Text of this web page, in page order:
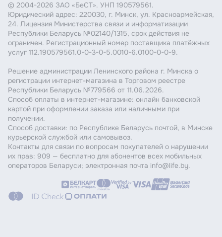
© 2004-2026 ЗАО «БеСТ». УНП 190579561.
Юридический адрес: 220030, г. Минск, ул. Красноармейская,
24. Лицензия Министерства связи и информатизации
Республики Беларусь №02140/1315, срок действия не
ограничен. Регистрационный номер поставщика платёжных
услуг 112.190579561.0-0-3-0-5.0010-6.0100-0-0-9.
Решение администрации Ленинского района г. Минска о
регистрации интернет-магазина в Торговом реестре
Республики Беларусь №779566 от 11.06.2026.
Способ оплаты в интернет-магазине: онлайн банковской
картой при оформлении заказа или наличными при
получении.
Способ доставки: по Республике Беларусь почтой, в Минске
курьерской службой или самовывоз.
Контакты для связи по вопросам покупателей о нарушении
их прав: 909 — бесплатно для абонентов всех мобильных
операторов Беларуси; электронная почта info@life.by.